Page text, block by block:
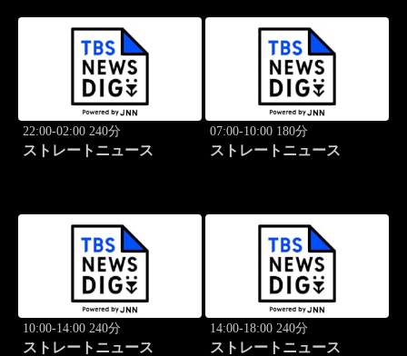
22:00-02:00 240分
ストレートニュース
07:00-10:00 180分
ストレートニュース
10:00-14:00 240分
ストレートニュース
14:00-18:00 240分
ストレートニュース